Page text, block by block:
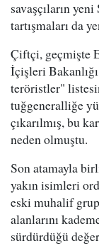
savaşçıların
tartışmaları da
Çiftçi, geçmişte
İçişleri
teröristler"
tuğgeneralliğe
çıkarılmış, bu
neden olmuştu.
Son atamayla
yakın isimleri
eski muhalif grup
alanlarını
sürdürdüğü